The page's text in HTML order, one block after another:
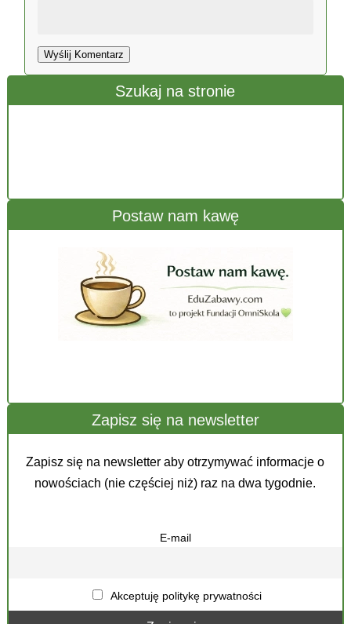
Szukaj na stronie
Postaw nam kawę
Zapisz się na newsletter
Zapisz się na newsletter aby otrzymywać informacje o
nowościach (nie częściej niż) raz na dwa tygodnie.
E-mail
Akceptuję politykę prywatności
Wyślij Komentarz